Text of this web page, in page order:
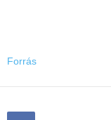
Forrás